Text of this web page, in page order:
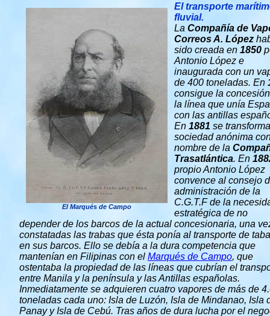
El Marqués de Campo
El transporte
fluvial.
La Compañía de
Correos A. López
sido creada en 1850
Antonio López e
inaugurada con un
de 400 toneladas. En
consigue la
la línea que unía
con las antillas
En 1881 se
sociedad anónima
nombre de la
Trasatlántica. En
propio Antonio López
convence al consejo
administración de la
C.G.T.F de la
estratégica de no
depender de los barcos de la actual concesionaria, una
constatadas las trabas que ésta ponía al transporte de
en sus barcos. Ello se debía a la dura competencia que
mantenían en Filipinas con el Marqués de Campo, que
ostentaba la propiedad de las líneas que cubrían el
entre Manila y la península y las Antillas españolas.
Inmediatamente se adquieren cuatro vapores de más de
toneladas cada uno: Isla de Luzón, Isla de Mindanao, Isla
Panay y Isla de Cebú. Tras años de dura lucha por el